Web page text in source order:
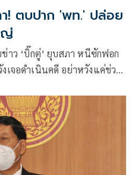
! ตบปาก 'พท.' ปล่อย
ญ่
าว ‘บิ๊กตู่’ ยุบสภา หนีซักฟอก
เจอดำเนินคดี อย่าหวังแค่ช่วย